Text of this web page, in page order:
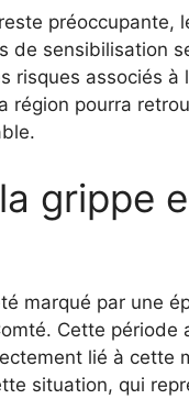
préoccupante,
de sensibilisation
risques associés à
région pourra
grippe
marqué par une
Cette période
lié à cette
situation, qui